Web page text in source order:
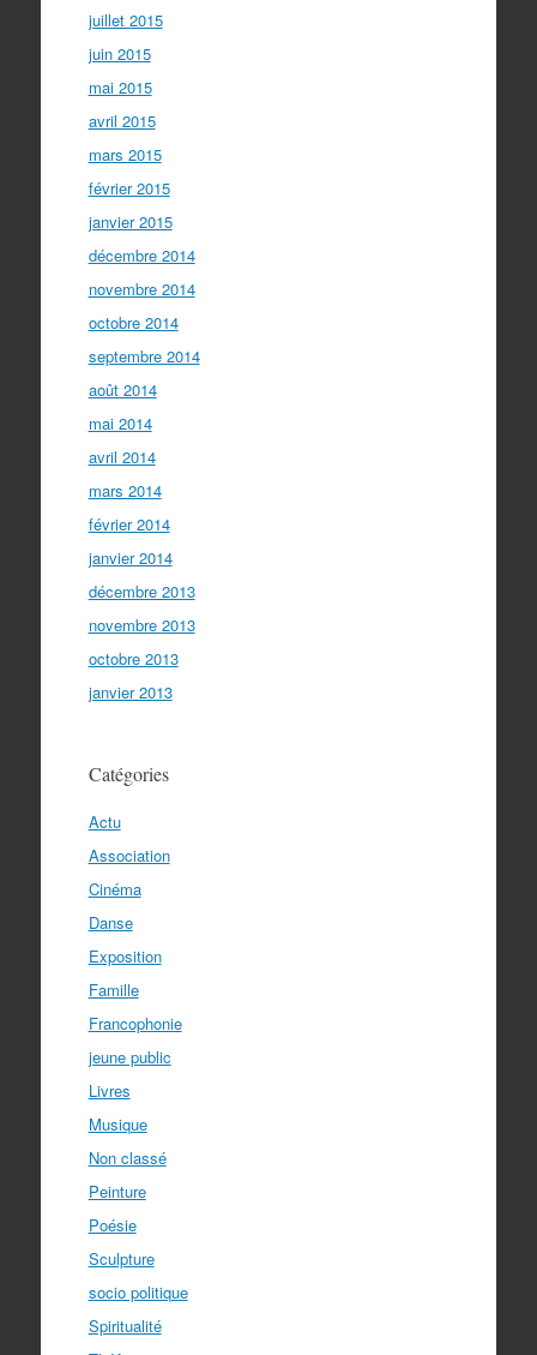
juillet 2015
juin 2015
mai 2015
avril 2015
mars 2015
février 2015
janvier 2015
décembre 2014
novembre 2014
octobre 2014
septembre 2014
août 2014
mai 2014
avril 2014
mars 2014
février 2014
janvier 2014
décembre 2013
novembre 2013
octobre 2013
janvier 2013
Catégories
Actu
Association
Cinéma
Danse
Exposition
Famille
Francophonie
jeune public
Livres
Musique
Non classé
Peinture
Poésie
Sculpture
socio politique
Spiritualité